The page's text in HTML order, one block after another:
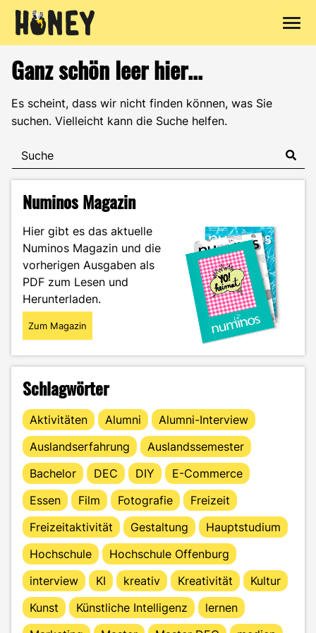
Inhalt
springen
Ganz schön leer hier...
Es scheint, dass wir nicht finden können, was Sie
suchen. Vielleicht kann die Suche helfen.
Numinos Magazin
Hier gibt es das aktuelle
Numinos Magazin und die
vorherigen Ausgaben als
PDF zum Lesen und
Herunterladen.
Zum Magazin
Schlagwörter
Aktivitäten Alumni
Alumni-Interview
Auslandserfahrung
Auslandssemester
Bachelor
DEC DIY
E-Commerce
Essen
Film Fotografie
Freizeit
Freizeitaktivität
Gestaltung
Hauptstudium
Hochschule
Hochschule Offenburg
interview
KI kreativ Kreativität
Kultur
Kunst
Künstliche Intelligenz
lernen